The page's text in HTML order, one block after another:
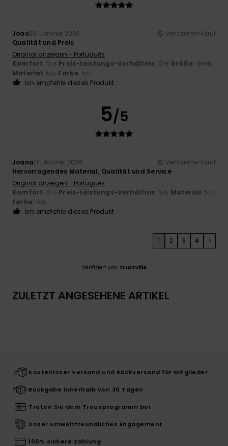
Joao20. Jänner 2026
Verifizierter Kauf
Qualität und Preis
Original anzeigen - Português
Komfort: 5/5 Preis-Leistungs-Verhältnis: 5/5 Größe: Groß
Material: 5 /5 Farbe: 5/5
Ich empfehle dieses Produkt
5/5
Joana17. Jänner 2026
Verifizierter Kauf
Hervorragendes Material, Qualität und Service
Original anzeigen - Português
Komfort: 5/5 Preis-Leistungs-Verhältnis: 5/5 Material: 5 /5
Farbe: 5/5
Ich empfehle dieses Produkt
1 2 3 4 >
Verifiziert von TrustVille
ZULETZT ANGESEHENE ARTIKEL
Kostenloser Versand und Rückversand für Mitglieder
Rückgabe innerhalb von 30 Tagen
Treten Sie dem Treueprogramm bei
Unser umweltfreundliches Engagement
100% sichere Zahlung